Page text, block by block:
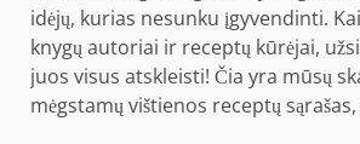
idėjų, kurias nesunku įgyvendinti.
knygų autoriai ir receptų kūrėjai,
juos visus atskleisti! Čia yra mūsų
mėgstamų vištienos receptų